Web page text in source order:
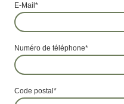
E-Mail*
Numéro de téléphone*
Code postal*